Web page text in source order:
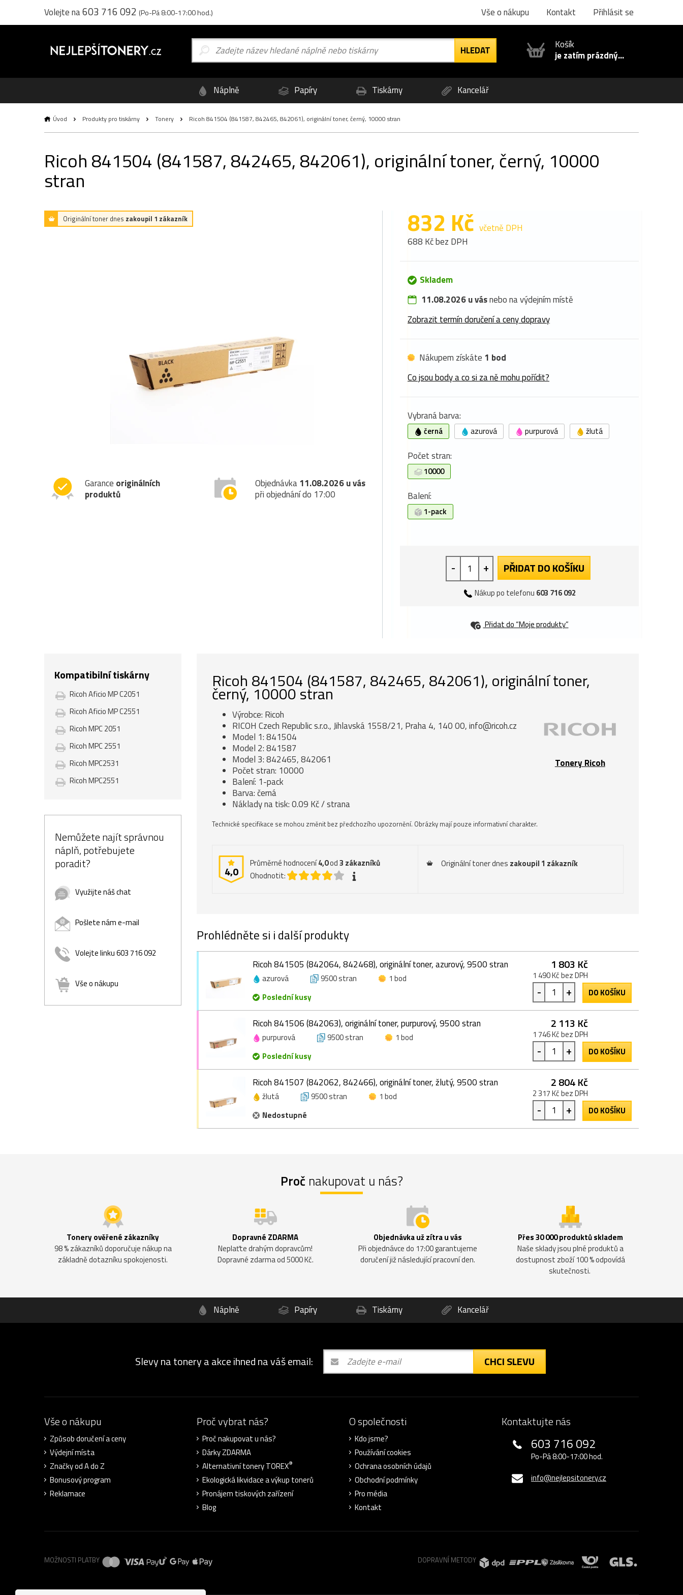
Volejte na603 716 092 (Po-Pá 8:00-17:00 hod.) Vše o nákupu Kontakt Přihlásit se
Košík
je zatím prázdný...
Náplně Papíry Tiskárny Kancelář
Úvod Produkty pro tiskárny Tonery Ricoh 841504 (841587, 842465, 842061), originální toner, černý, 10000 stran
Ricoh 841504 (841587, 842465, 842061), originální toner, černý, 10000
stran
Originální toner dnes zakoupil 1 zákazník
Garance originálních
produktů
Objednávka11.08.2026 u vás
při objednání do 17:00
832 Kč včetně DPH
688 Kč bez DPH
Skladem
11.08.2026 u vásnebo na výdejním místě
Zobrazit termín doručení a ceny dopravy
Nákupem získáte 1 bod
Co jsou body a co si za ně mohu pořídit?
Vybraná barva:
černá azurová purpurová žlutá
Počet stran:
10000
Balení:
1-pack
- + PŘIDAT DO KOŠÍKU
Nákup po telefonu 603 716 092
Přidat do “Moje produkty”
Kompatibilní tiskárny
Ricoh Aficio MP C2051
Ricoh Aficio MP C2551
Ricoh MPC 2051
Ricoh MPC 2551
Ricoh MPC2531
Ricoh MPC2551
Nemůžete najít správnou
náplň, potřebujete
poradit?
Využijte náš chat
Pošlete nám e-mail
Volejte linku 603 716 092
Vše o nákupu
Ricoh 841504 (841587, 842465, 842061), originální toner,
černý, 10000 stran
Tonery Ricoh
Výrobce: Ricoh
RICOH Czech Republic s.r.o., Jihlavská 1558/21, Praha 4, 140 00, info@ricoh.cz
Model 1: 841504
Model 2: 841587
Model 3: 842465, 842061
Počet stran: 10000
Balení: 1-pack
Barva: černá
Náklady na tisk: 0.09 Kč / strana
Technické specifikace se mohou změnit bez předchozího upozornění. Obrázky mají pouze informativní charakter.
4,0
Průměrné hodnocení4,0od3 zákazníků
Ohodnotit:
Originální toner dnes zakoupil 1 zákazník
Prohlédněte si i další produkty
Ricoh 841505 (842064, 842468), originální toner, azurový, 9500 stran
azurová 9500 stran
1 bod
Poslední kusy
1 803 Kč
1 490 Kč bez DPH
- + DO KOŠÍKU
Ricoh 841506 (842063), originální toner, purpurový, 9500 stran
purpurová 9500 stran
1 bod
Poslední kusy
2 113 Kč
1 746 Kč bez DPH
- + DO KOŠÍKU
Ricoh 841507 (842062, 842466), originální toner, žlutý, 9500 stran
žlutá 9500 stran
1 bod
Nedostupné
2 804 Kč
2 317 Kč bez DPH
- + DO KOŠÍKU
Proč nakupovat u nás?
Tonery ověřené zákazníky
98 % zákazníků doporučuje nákup na
základně dotazníku spokojenosti.
Dopravné ZDARMA
Neplaťte drahým dopravcům!
Dopravné zdarma od 5000 Kč.
Objednávka už zítra u vás
Při objednávce do 17:00 garantujeme
doručení již následující pracovní den.
Přes 30 000 produktů skladem
Naše sklady jsou plné produktů a
dostupnost zboží 100 % odpovídá
skutečnosti.
Náplně Papíry Tiskárny Kancelář
Slevy na tonery a akce ihned na váš email: CHCI SLEVU
Vše o nákupu
Způsob doručení a ceny
Výdejní místa
Značky od A do Z
Bonusový program
Reklamace
Proč vybrat nás?
Proč nakupovat u nás?
Dárky ZDARMA
Alternativní tonery TOREX®
Ekologická likvidace a výkup tonerů
Pronájem tiskových zařízení
Blog
O společnosti
Kdo jsme?
Používání cookies
Ochrana osobních údajů
Obchodní podmínky
Pro média
Kontakt
Kontaktujte nás
603 716 092
Po-Pá 8:00-17:00 hod.
info@nejlepsitonery.cz
MOŽNOSTI PLATBY DOPRAVNÍ METODY